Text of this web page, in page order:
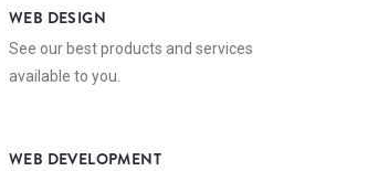
WEB DESIGN
See our best products and services
available to you.
WEB DEVELOPMENT